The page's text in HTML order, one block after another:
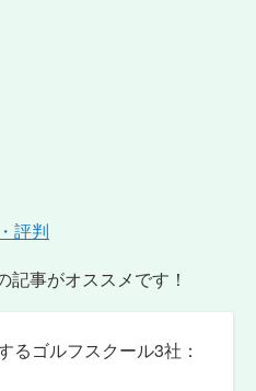
評判
事がオススメです！
るゴルフスクール3社：